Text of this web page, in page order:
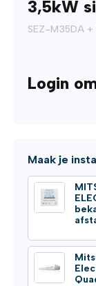
3,5kW
SEZ-M35DA
Login
Maak je